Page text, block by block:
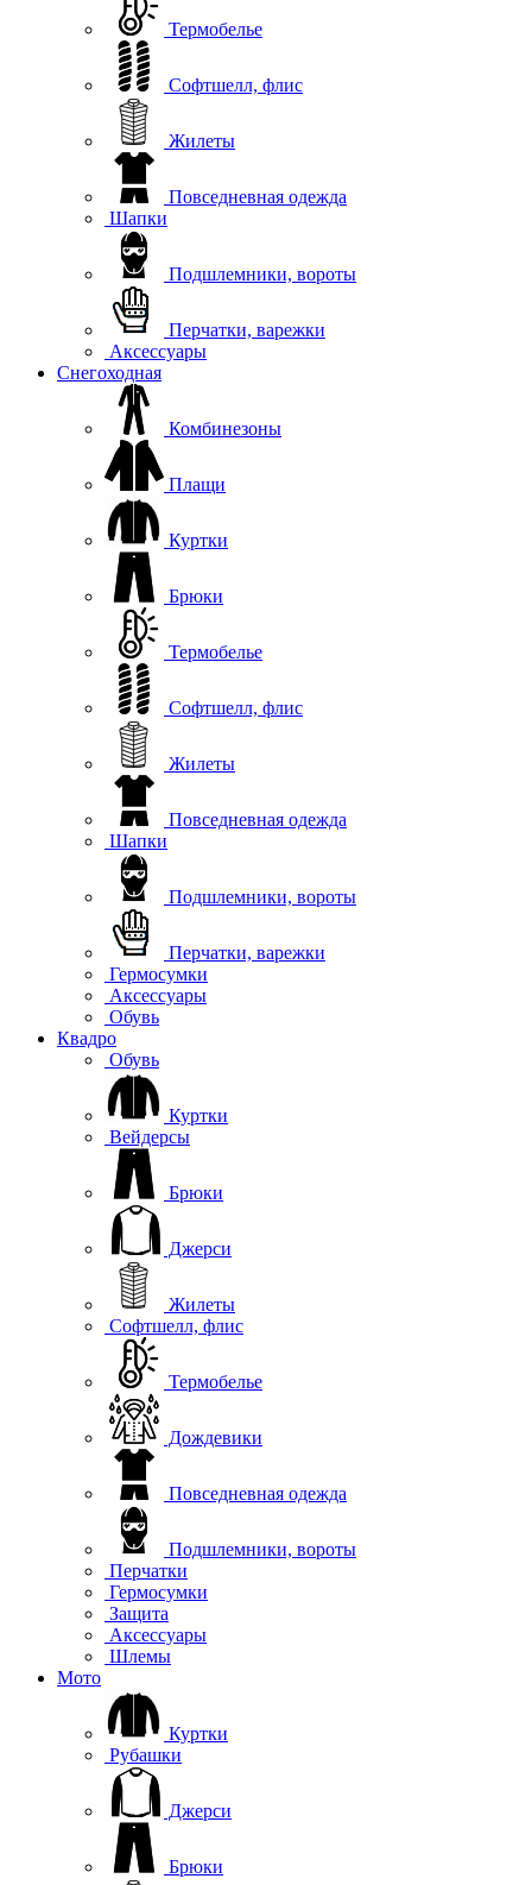
Термобелье
Софтшелл, флис
Жилеты
Повседневная одежда
Шапки
Подшлемники, вороты
Перчатки, варежки
Аксессуары
Снегоходная
Комбинезоны
Плащи
Куртки
Брюки
Термобелье
Софтшелл, флис
Жилеты
Повседневная одежда
Шапки
Подшлемники, вороты
Перчатки, варежки
Гермосумки
Аксессуары
Обувь
Квадро
Обувь
Куртки
Вейдерсы
Брюки
Джерси
Жилеты
Софтшелл, флис
Термобелье
Дождевики
Повседневная одежда
Подшлемники, вороты
Перчатки
Гермосумки
Защита
Аксессуары
Шлемы
Мото
Куртки
Рубашки
Джерси
Брюки